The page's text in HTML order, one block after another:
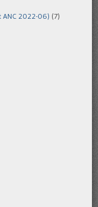
ANC 2022-06) (7)